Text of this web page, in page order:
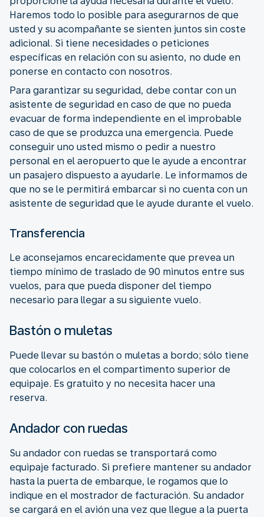
Haremos todo lo posible para asegurarnos de que
usted y su acompañante se sienten juntos sin coste
adicional. Si tiene necesidades o peticiones
específicas en relación con su asiento, no dude en
ponerse en contacto con nosotros.
Para garantizar su seguridad, debe contar con un
asistente de seguridad en caso de que no pueda
evacuar de forma independiente en el improbable
caso de que se produzca una emergencia. Puede
conseguir uno usted mismo o pedir a nuestro
personal en el aeropuerto que le ayude a encontrar
un pasajero dispuesto a ayudarle. Le informamos de
que no se le permitirá embarcar si no cuenta con un
asistente de seguridad que le ayude durante el vuelo.
Transferencia
Le aconsejamos encarecidamente que prevea un
tiempo mínimo de traslado de 90 minutos entre sus
vuelos, para que pueda disponer del tiempo
necesario para llegar a su siguiente vuelo.
Bastón o muletas
Puede llevar su bastón o muletas a bordo; sólo tiene
que colocarlos en el compartimento superior de
equipaje. Es gratuito y no necesita hacer una
reserva.
Andador con ruedas
Su andador con ruedas se transportará como
equipaje facturado. Si prefiere mantener su andador
hasta la puerta de embarque, le rogamos que lo
indique en el mostrador de facturación. Su andador
se cargará en el avión una vez que llegue a la puerta